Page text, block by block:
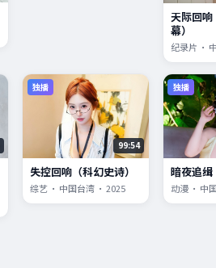
天际回响
幕）
纪录片 ·
独播
99:54
失控回响（科幻史诗）
综艺 · 中国台湾 · 2025
独播
暗夜追
动漫 · 中